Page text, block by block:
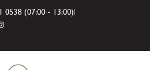
0538 (07:00 - 13:00)